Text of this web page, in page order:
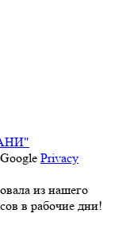
Privacy
из нашего
в рабочие дни!